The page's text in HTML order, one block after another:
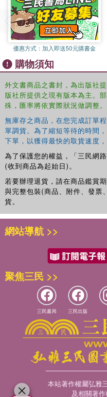
優惠方式： 加入即送50元購書金
購物須知
外文書商品之書封，為出版社
版社所提供之現有版本為主。
殊，匯率將依實際狀況做調整。
無庫存之商品，在您完成訂單
單調貨。為了縮短等待的時間
下單，以獲得最快的取貨速度
為了保護您的權益，「三民網路
(收到商品為起始日)。
若要辦理退貨，請在商品鑑賞
與完整包裝(商品、附件、發票
貨。
網站導航 >>
聚焦三民 >>
三民書局 三民出版
本站著作權屬弘雅
及相關著